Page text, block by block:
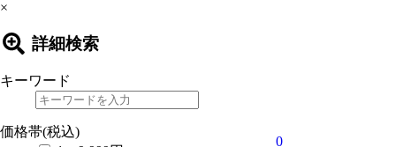
0
×
詳細検索
キーワード
価格帯(税込)